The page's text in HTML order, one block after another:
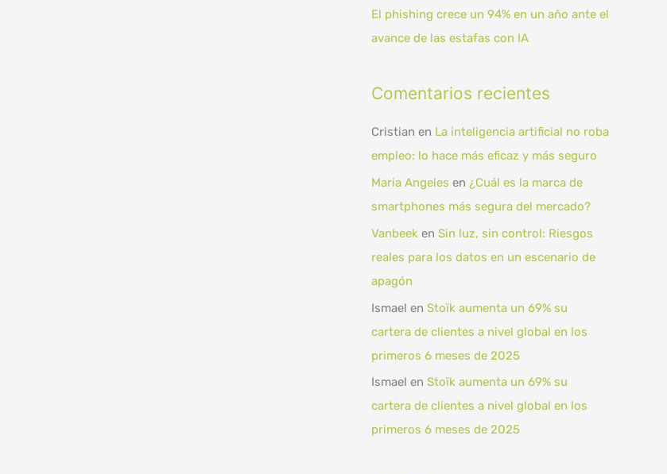
El phishing crece un 94% en un año ante el
avance de las estafas con IA
Comentarios recientes
Cristian en La inteligencia artificial no roba
empleo: lo hace más eficaz y más seguro
Maria Angeles en ¿Cuál es la marca de
smartphones más segura del mercado?
Vanbeek en Sin luz, sin control: Riesgos
reales para los datos en un escenario de
apagón
Ismael en Stoïk aumenta un 69% su
cartera de clientes a nivel global en los
primeros 6 meses de 2025
Ismael en Stoïk aumenta un 69% su
cartera de clientes a nivel global en los
primeros 6 meses de 2025